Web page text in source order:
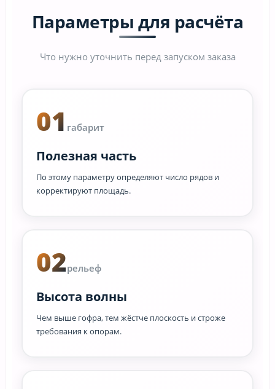
Параметры для расчёта
Что нужно уточнить перед запуском заказа
01 габарит
Полезная часть
По этому параметру определяют число рядов и
корректируют площадь.
02рельеф
Высота волны
Чем выше гофра, тем жёстче плоскость и строже
требования к опорам.